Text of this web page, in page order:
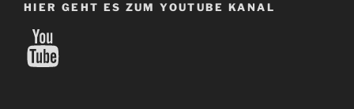
HIER GEHT ES ZUM YOUTUBE KANAL
YouTube